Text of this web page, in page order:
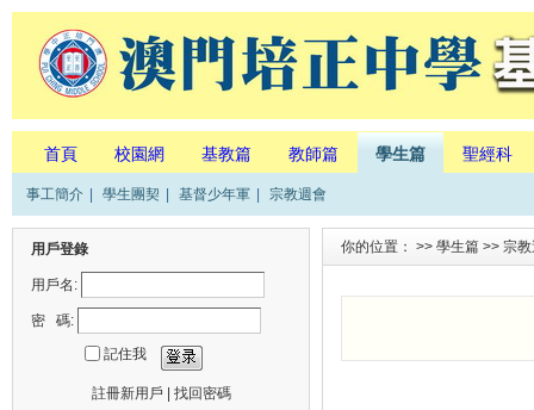
首頁 校園網 基教篇 教師篇 學生篇 聖經科
事工簡介 學生團契 基督少年軍 宗教週會
用戶登錄
用戶名:
密 碼:
記住我
註冊新用戶 找回密碼
你的位置： >> 學生篇 >> 宗